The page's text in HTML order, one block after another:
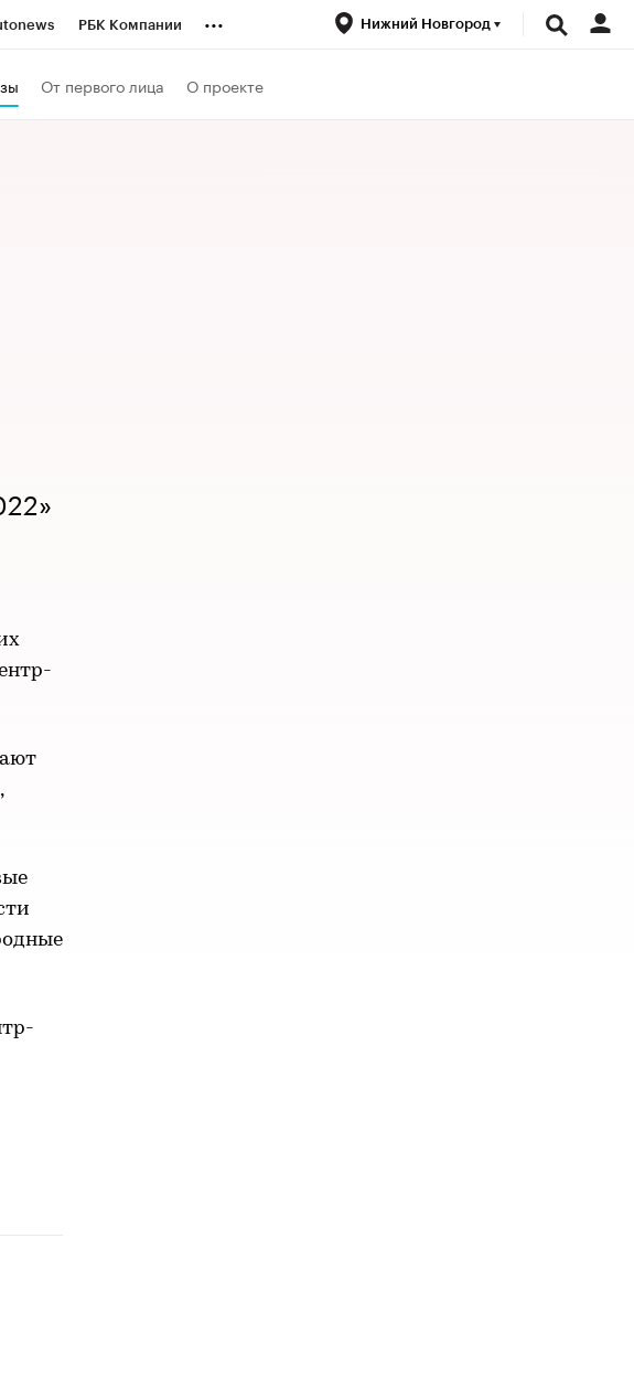
РБК Компании ... Нижний Новгород
От первого лица О проекте